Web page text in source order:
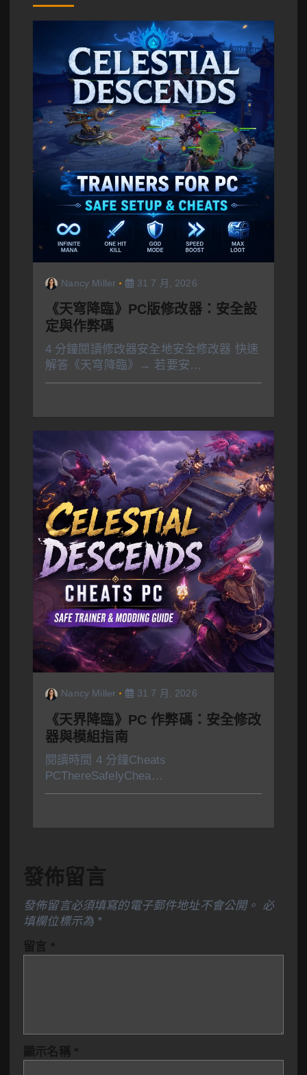
Nancy Miller 31 7 月, 2026
《天穹降臨》PC版修改器：安全設
定與作弊碼
4 分鐘閱讀修改器安全地安全修改器 快速
解答《天穹降臨》→ 若要安…
Nancy Miller 31 7 月, 2026
《天界降臨》PC 作弊碼：安全修改
器與模組指南
閱讀時間 4 分鐘Cheats
PCThereSafelyChea…
發佈留言
發佈留言必須填寫的電子郵件地址不會公開。 必
填欄位標示為 *
留言 *
顯示名稱 *